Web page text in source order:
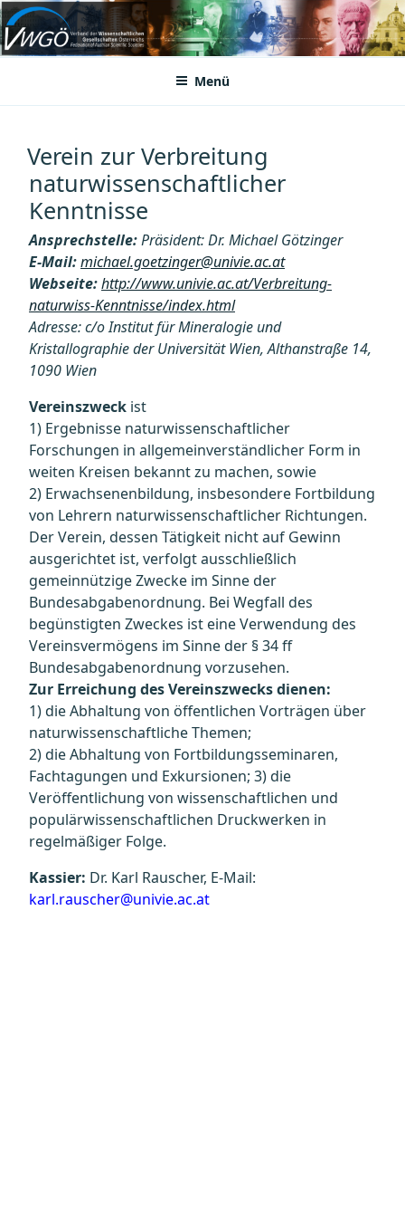
Zum
Inhalt
springenVWGÖ
Federation of Austrian Scientific Societies
Menü
Verein zur Verbreitung
naturwissenschaftlicher
Kenntnisse
Ansprechstelle:Präsident: Dr. Michael Götzinger
E-Mail:michael.goetzinger@univie.ac.at
Webseite:http://www.univie.ac.at/Verbreitung-
naturwiss-Kenntnisse/index.html
Adresse: c/o Institut für Mineralogie und
Kristallographie der Universität Wien, Althanstraße 14,
1090 Wien
Vereinszweck ist
1) Ergebnisse naturwissenschaftlicher
Forschungen in allgemeinverständlicher Form in
weiten Kreisen bekannt zu machen, sowie
2) Erwachsenenbildung, insbesondere Fortbildung
von Lehrern naturwissenschaftlicher Richtungen.
Der Verein, dessen Tätigkeit nicht auf Gewinn
ausgerichtet ist, verfolgt ausschließlich
gemeinnützige Zwecke im Sinne der
Bundesabgabenordnung. Bei Wegfall des
begünstigten Zweckes ist eine Verwendung des
Vereinsvermögens im Sinne der § 34 ff
Bundesabgabenordnung vorzusehen.
Zur Erreichung des Vereinszwecks dienen:
1) die Abhaltung von öffentlichen Vorträgen über
naturwissenschaftliche Themen;
2) die Abhaltung von Fortbildungsseminaren,
Fachtagungen und Exkursionen; 3) die
Veröffentlichung von wissenschaftlichen und
populärwissenschaftlichen Druckwerken in
regelmäßiger Folge.
Kassier: Dr. Karl Rauscher, E-Mail:
karl.rauscher@univie.ac.at